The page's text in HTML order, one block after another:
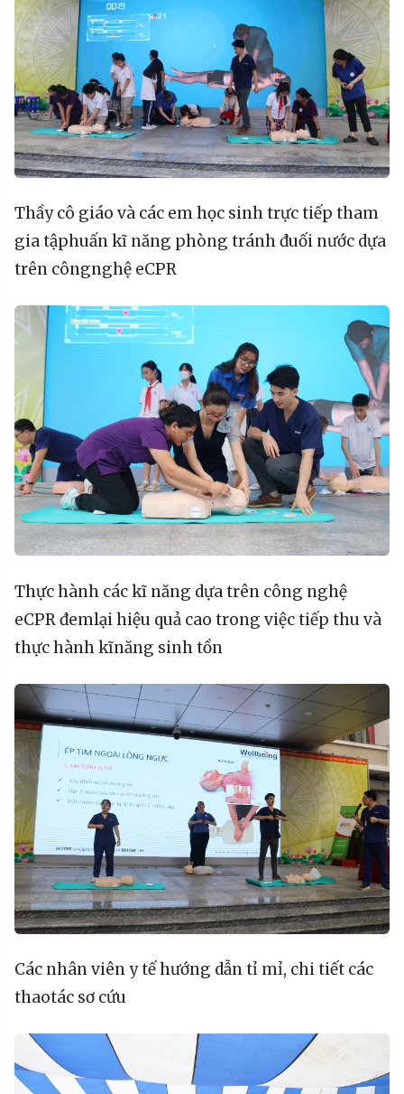
Thầy cô giáo và các emhọc sinhtrựctiếp tham
giatậphuấnkĩ năng phòng tránhđuối nước dựa
trên côngnghệ eCPR
Thựchành cáckĩ năng dựatrên công nghệ
eCPRđemlạihiệu quả cao trong việctiếp thu và
thựchànhkĩnăng sinhtồn
Các nhânviênytếhướng dẫntỉ mỉ, chitiết các
thaotác sơ cứu